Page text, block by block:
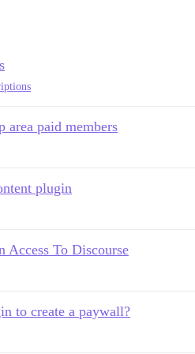
area paid members
plugin
Access To Discourse
to create a paywall?